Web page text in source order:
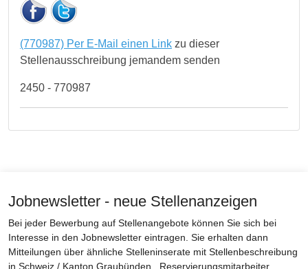
(770987) Per E-Mail einen Link zu dieser
Stellenausschreibung jemandem senden
2450 - 770987
Jobnewsletter - neue Stellenanzeigen
Bei jeder Bewerbung auf Stellenangebote können Sie sich bei
Interesse in den Jobnewsletter eintragen. Sie erhalten dann
Mitteilungen über ähnliche Stelleninserate mit Stellenbeschreibung
in Schweiz / Kanton Graubünden . Reservierungsmitarbeiter